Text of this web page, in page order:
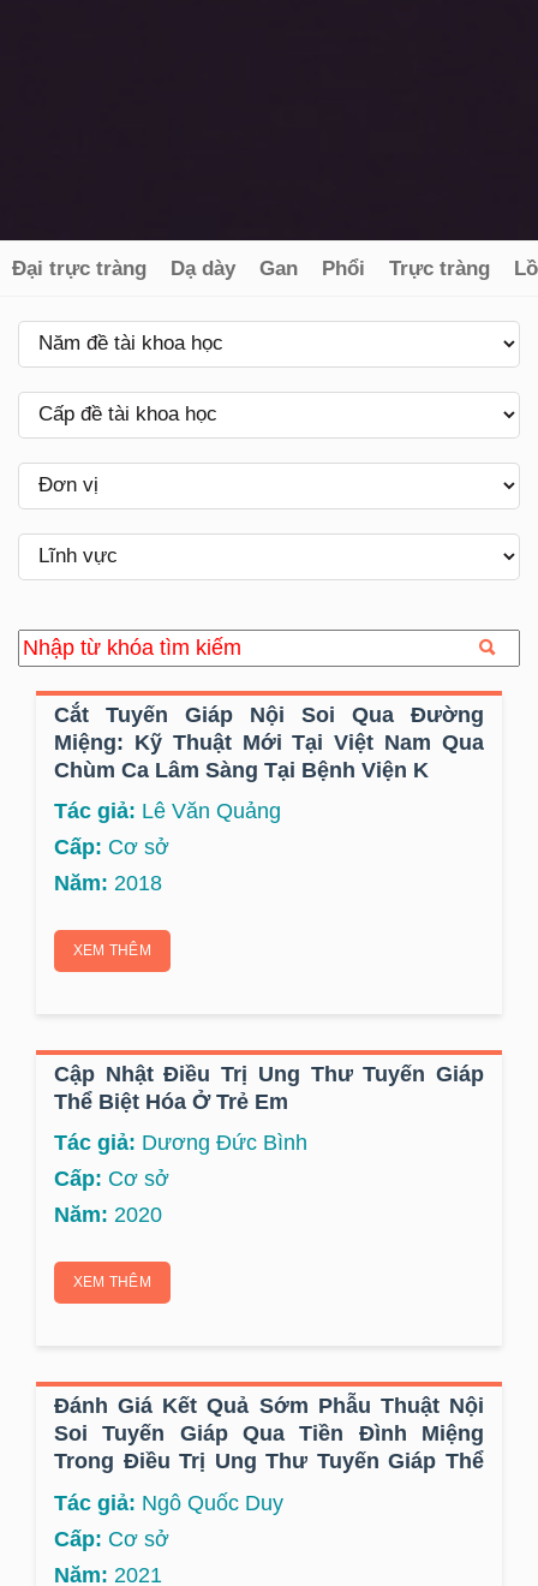
Đại trực tràng Dạ dày Gan Phổi Trực tràng
Cắt Tuyến Giáp Nội Soi Qua Đường
Miệng: Kỹ Thuật Mới Tại Việt Nam Qua
Chùm Ca Lâm Sàng Tại Bệnh Viện K
Tác giả: Lê Văn Quảng
Cấp: Cơ sở
Năm: 2018
XEM THÊM
Cập Nhật Điều Trị Ung Thư Tuyến Giáp
Thể Biệt Hóa Ở Trẻ Em
Tác giả: Dương Đức Bình
Cấp: Cơ sở
Năm: 2020
XEM THÊM
Đánh Giá Kết Quả Sớm Phẫu Thuật Nội
Soi Tuyến Giáp Qua Tiền Đình Miệng
Trong Điều Trị Ung Thư Tuyến Giáp Thể
Nhú Tại Bệnh Viện K
Tác giả: Ngô Quốc Duy
Cấp: Cơ sở
Năm: 2021